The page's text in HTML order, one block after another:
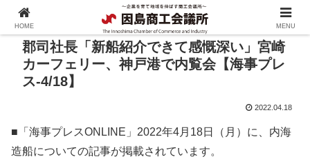
郡司社長「新船紹介できて感慨深い」宮崎
カーフェリー、神戸港で内覧会【海事プレ
ス-4/18】
2022.04.18
■「海事プレスONLINE」2022年4月18日（月）に、内海
造船についての記事が掲載されています。
HOME MENU